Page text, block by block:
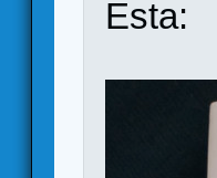
Esta: